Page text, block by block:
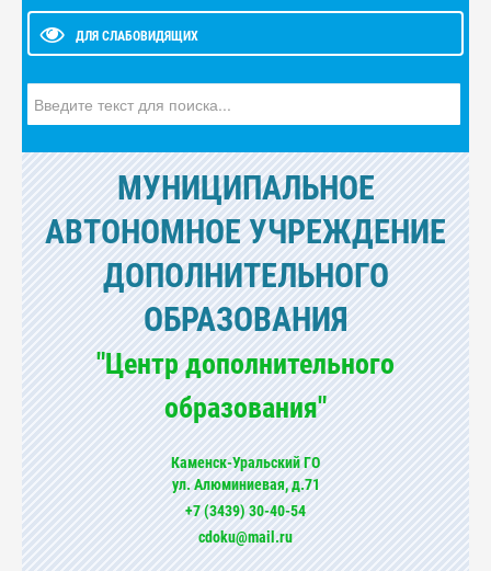
ДЛЯ СЛАБОВИДЯЩИХ
МУНИЦИПАЛЬНОЕ
АВТОНОМНОЕ УЧРЕЖДЕНИЕ
ДОПОЛНИТЕЛЬНОГО
ОБРАЗОВАНИЯ
"Центр дополнительного
образования"
Каменск-Уральский ГО
ул. Алюминиевая, д.71
+7 (3439) 30-40-54
cdoku@mail.ru